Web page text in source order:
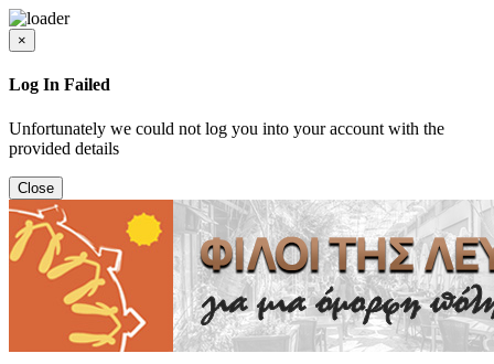
×
Log In Failed
Unfortunately we could not log you into your account with the
provided details
Close